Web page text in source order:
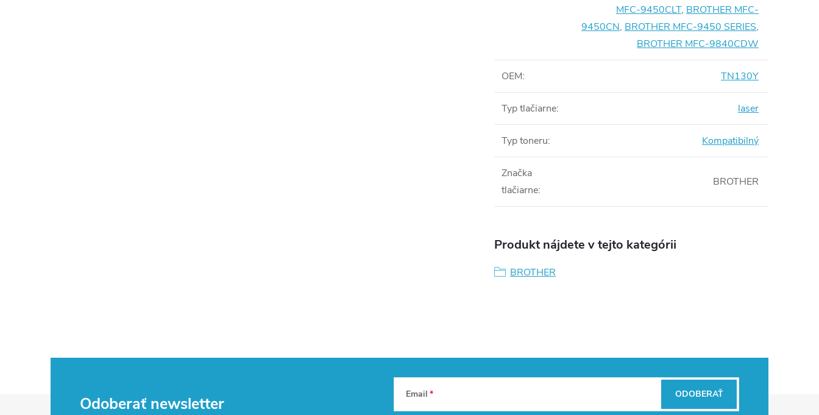
MFC-9450CLT, BROTHER MFC-
9450CN, BROTHER MFC-9450 SERIES,
BROTHER MFC-9840CDW
OEM: TN130Y
Typ tlačiarne: laser
Typ toneru: Kompatibilný
Značka
tlačiarne:
BROTHER
Produkt nájdete v tejto kategórii
BROTHER
Odoberať newsletter Email ODOBERAŤ